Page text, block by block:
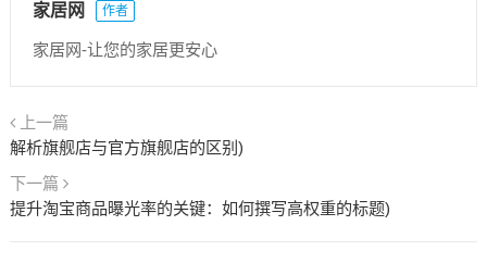
家居网 作者
家居网-让您的家居更安心
上一篇
解析旗舰店与官方旗舰店的区别)
下一篇
提升淘宝商品曝光率的关键：如何撰写高权重的标题)